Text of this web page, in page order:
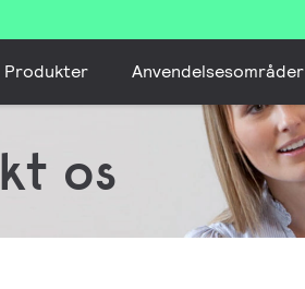
Produkter Anvendelsesområder
os